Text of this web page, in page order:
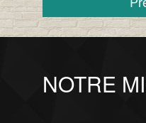
NOTRE